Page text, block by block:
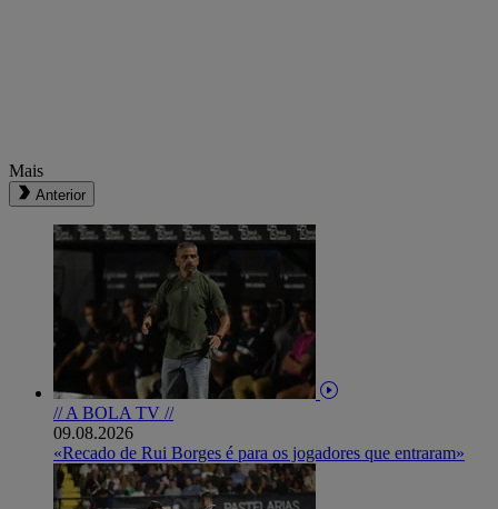
Mais
Anterior
// A BOLA TV //
09.08.2026
«Recado de Rui Borges é para os jogadores que entraram»